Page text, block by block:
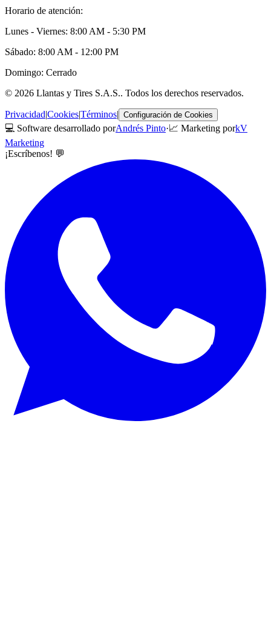
Horario de atención:
Lunes - Viernes: 8:00 AM - 5:30 PM
Sábado: 8:00 AM - 12:00 PM
Domingo: Cerrado
© 2026 Llantas y Tires S.A.S.. Todos los derechos reservados.
Privacidad|Cookies|Términos| Configuración de Cookies
💻 Software desarrollado porAndrés Pinto·📈 Marketing porkV
Marketing
¡Escríbenos! 💬